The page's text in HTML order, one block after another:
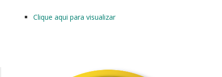
Clique aqui para visualizar